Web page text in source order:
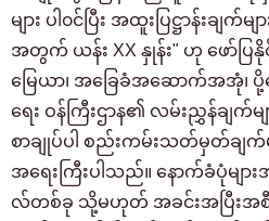
များ ပါ၀င်ပြီး အထူးပြဋ္ဌာန်းချက်
အတွက် ယန်း XX နှုန်း" ဟု ဖော်ပြ
မြေယာ၊ အခြေခံအဆောက်အအုံ၊ ပို့
ရေး ဝန်ကြီးဌာန၏ လမ်းညွှန်ချက်
စာချုပ်ပါ စည်းကမ်းသတ်မှတ်ချက်
အရေးကြီးပါသည်။ နောက်ခံပုံမျာ
လ်တစ်ခု သို့မဟုတ် အခင်းအပြီးအစီ